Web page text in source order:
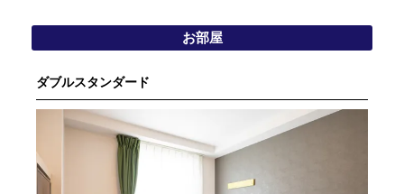
ど。ビジネスホテルとは思えない快適を是非味わってみて下さい！
お部屋
ダブルスタンダード